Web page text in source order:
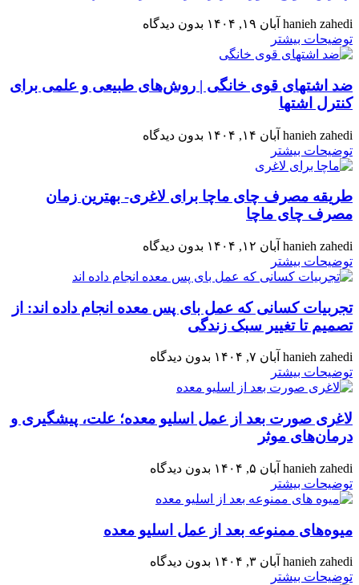
hanieh zahedi آبان ۱۹, ۱۴۰۴
بدون دیدگاه
توضیحات بیشتر
ضد اشتهای قوی خانگی | روش‌های طبیعی و علمی برای
کنترل اشتها
hanieh zahedi آبان ۱۴, ۱۴۰۴
بدون دیدگاه
توضیحات بیشتر
طریقه مصرف چای ماچا برای لاغری- بهترین زمان
مصرف چای ماچا
hanieh zahedi آبان ۱۲, ۱۴۰۴
بدون دیدگاه
توضیحات بیشتر
تجربیات کسانی که عمل بای پس معده انجام داده اند: از
تصمیم تا تغییر سبک زندگی
hanieh zahedi آبان ۷, ۱۴۰۴
بدون دیدگاه
توضیحات بیشتر
لاغری صورت بعد از عمل اسلیو معده؛ علت، پیشگیری و
درمان‌های موثر
hanieh zahedi آبان ۵, ۱۴۰۴
بدون دیدگاه
توضیحات بیشتر
میوه‌های ممنوعه بعد از عمل اسلیو معده
hanieh zahedi آبان ۳, ۱۴۰۴
بدون دیدگاه
توضیحات بیشتر